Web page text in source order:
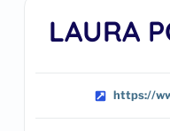
LAURA
https://